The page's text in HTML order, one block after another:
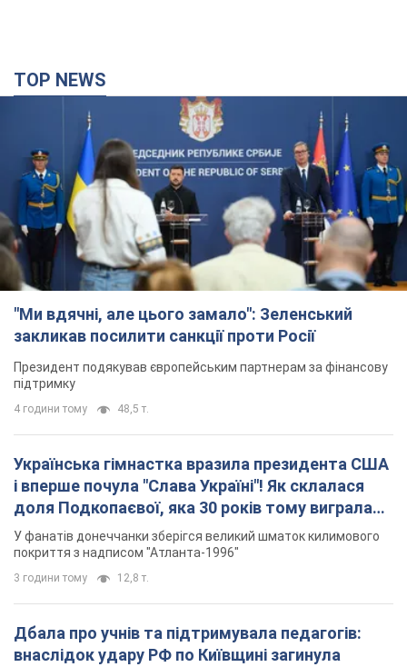
"Ми вдячні, але цього замало": Зеленський
закликав посилити санкції проти Росії
Президент подякував європейським партнерам за фінансову
підтримку
4 години тому 48,5 т.
Українська гімнастка вразила президента США
і вперше почула "Слава Україні"! Як склалася
доля Подкопаєвої, яка 30 років тому виграла
покриття з надписом "Атланта-1996"
внаслідок удару РФ по Київщині загинула
директорка київського ліцею, її чоловік та онук
8 годин тому 19,0 т.